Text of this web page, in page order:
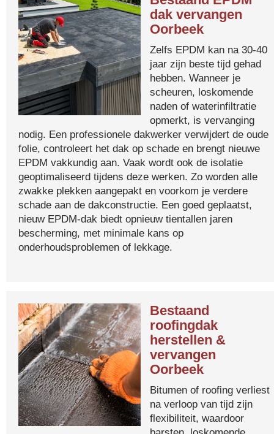
dak vervangen
Oorbeek
Zelfs EPDM kan na 30-40
jaar zijn beste tijd gehad
hebben. Wanneer je
scheuren, loskomende
naden of waterinfiltratie
opmerkt, is vervanging
nodig. Een professionele dakwerker verwijdert de oude
folie, controleert het dak op schade en brengt nieuwe
EPDM vakkundig aan. Vaak wordt ook de isolatie
geoptimaliseerd tijdens deze werken. Zo worden alle
zwakke plekken aangepakt en voorkom je verdere
schade aan de dakconstructie. Een goed geplaatst,
nieuw EPDM-dak biedt opnieuw tientallen jaren
bescherming, met minimale kans op
onderhoudsproblemen of lekkage.
Bestaand
roofingdak
herstellen &
vervangen
Oorbeek
Bitumen of roofing verliest
na verloop van tijd zijn
flexibiliteit, waardoor